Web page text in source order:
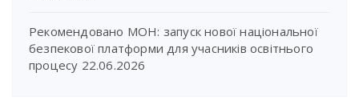
Рекомендовано МОН: запуск нової національної
безпекової платформи для учасників освітнього
процесу 22.06.2026